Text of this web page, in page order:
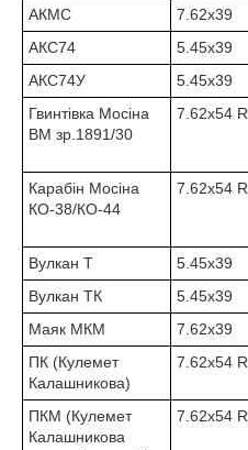
АКМС
7.62х39
АКС74
5.45х39
АКС74У
5.45х39
Гвинтівка Мосіна
ВМ зр.1891/30
7.62х54 R
Карабін Мосіна
КО-38/КО-44
7.62х54 R
Вулкан Т
5.45х39
Вулкан ТК
5.45х39
Маяк МКМ
7.62х39
ПК (Кулемет
Калашникова)
7.62х54 R
ПКМ (Кулемет
Калашникова
7.62х54 R